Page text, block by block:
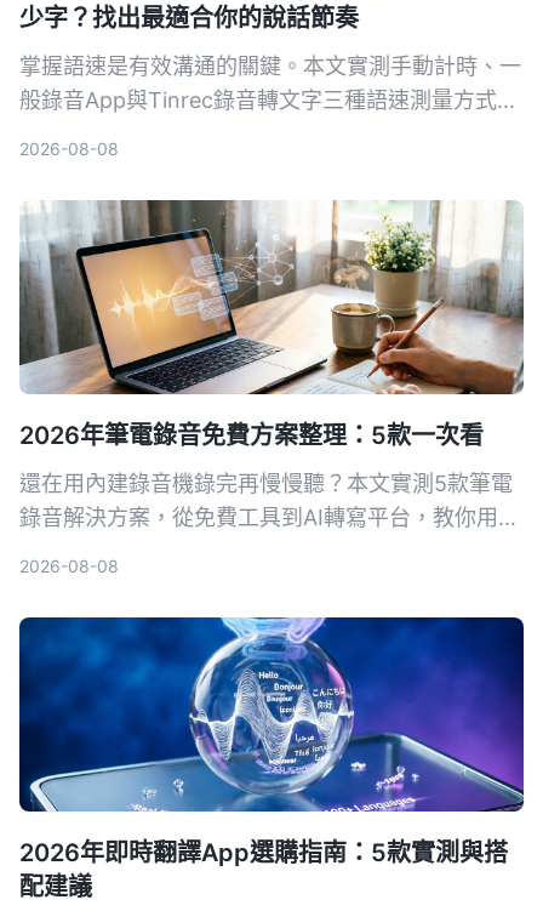
少字？找出最適合你的說話節奏
掌握語速是有效溝通的關鍵。本文實測手動計時、一
般錄音App與Tinrec錄音轉文字三種語速測量方式，
2026-08-08
2026年筆電錄音免費方案整理：5款一次看
還在用內建錄音機錄完再慢慢聽？本文實測5款筆電
錄音解決方案，從免費工具到AI轉寫平台，教你用對
2026-08-08
2026年即時翻譯App選購指南：5款實測與搭
配建議